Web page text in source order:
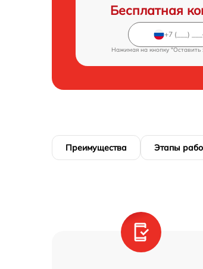
Бесплатная
Нажимая на кнопку "Оставить
Преимущества Этапы